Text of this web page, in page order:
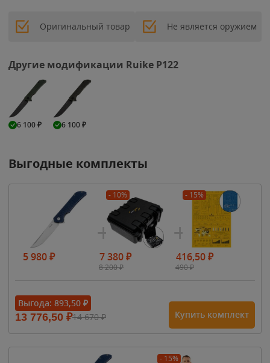
Оригинальный товар Не является оружием
Другие модификации Ruike P122
6 100₽ 6 100₽
Выгодные комплекты
5 980₽
- 10%
7 380₽
8 200₽
- 15%
416,50₽
490₽
Выгода: 893,50 ₽
13 776,50 ₽14 670₽ Купить комплект
- 15%